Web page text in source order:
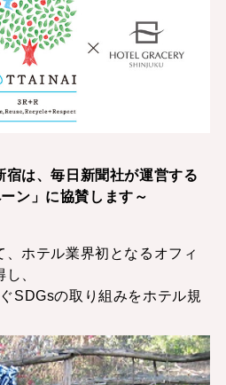
宿は、毎日新聞社が運営する
ン」に協賛します～
ホテル業界初となるオフィ
、
SDGsの取り組みをホテル規